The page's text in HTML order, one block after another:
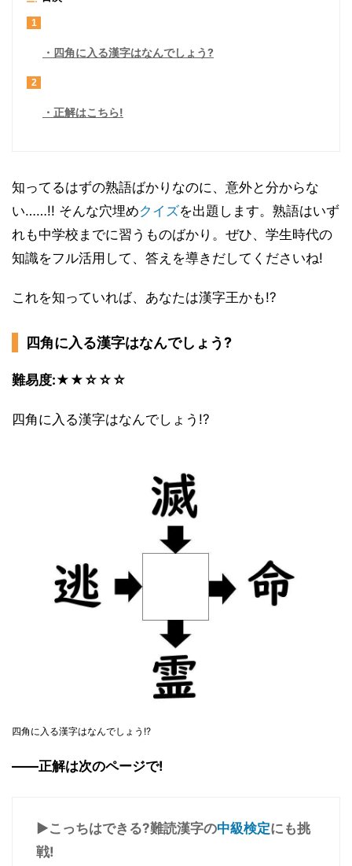
1
四角に入る漢字はなんでしょう?
2
正解はこちら!
知ってるはずの熟語ばかりなのに、意外と分からな
い……!! そんな穴埋めクイズを出題します。熟語はいず
れも中学校までに習うものばかり。ぜひ、学生時代の
知識をフル活用して、答えを導きだしてくださいね!
これを知っていれば、あなたは漢字王かも!?
四角に入る漢字はなんでしょう?
難易度:★★☆☆☆
四角に入る漢字はなんでしょう!?
四角に入る漢字はなんでしょう!?
――正解は次のページで!
▶こっちはできる?難読漢字の中級検定にも挑
戦!